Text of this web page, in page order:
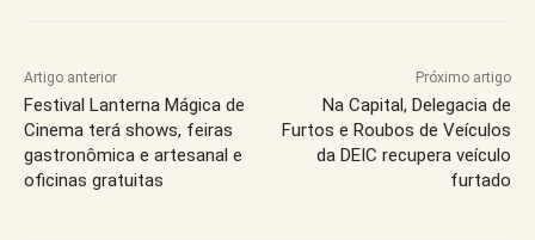
Artigo anterior
Festival Lanterna Mágica de
Cinema terá shows, feiras
gastronômica e artesanal e
oficinas gratuitas
Próximo artigo
Na Capital, Delegacia de
Furtos e Roubos de Veículos
da DEIC recupera veículo
furtado